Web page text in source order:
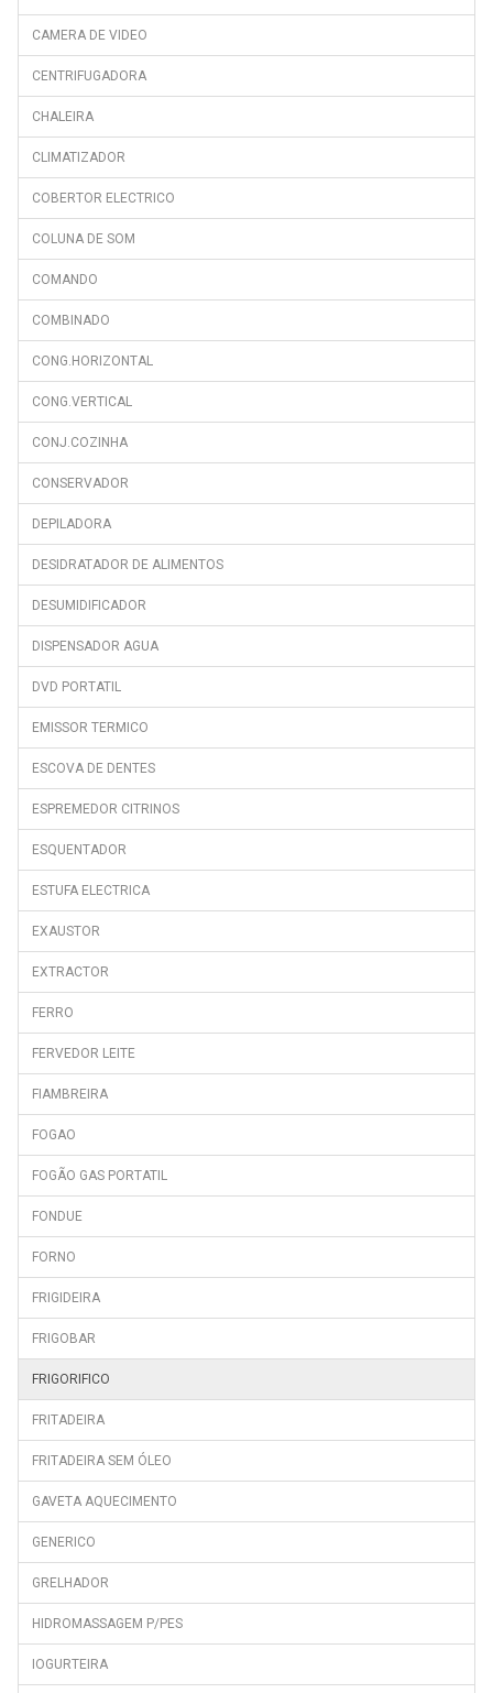
CSE31000
CSE34000
DEX
DEX II
DN150220D
DN150220DS
DN150220X
DN161220DX
DNE26080
DNE33000
DNE33000S
DNE44080
DNE46000
DNE47400D
DNE47400DS
DNE47401DS
DNE47420D
DNE47560DS
DNE61100DPX
DNE61520DX
DNM1860X
DS133020
DS133020X
DSA240K20W
DSA240K20X
DSA25020
DSA25020S
DSA28020S
DSA310M20W
DSE25000
DSE25006
DSE25022S
DSE27000
DSE27020
DSE33000
DSE41000
CAMERA DE VIDEO
CENTRIFUGADORA
CHALEIRA
CLIMATIZADOR
COBERTOR ELECTRICO
COLUNA DE SOM
COMANDO
COMBINADO
CONG.HORIZONTAL
CONG.VERTICAL
CONJ.COZINHA
CONSERVADOR
DEPILADORA
DESIDRATADOR DE ALIMENTOS
DESUMIDIFICADOR
DISPENSADOR AGUA
DVD PORTATIL
EMISSOR TERMICO
ESCOVA DE DENTES
ESPREMEDOR CITRINOS
ESQUENTADOR
ESTUFA ELECTRICA
EXAUSTOR
EXTRACTOR
FERRO
FERVEDOR LEITE
FIAMBREIRA
FOGAO
FOGÃO GAS PORTATIL
FONDUE
FORNO
FRIGIDEIRA
FRIGOBAR
FRIGORIFICO
FRITADEIRA
FRITADEIRA SEM ÓLEO
GAVETA AQUECIMENTO
GENERICO
GRELHADOR
HIDROMASSAGEM P/PES
IOGURTEIRA